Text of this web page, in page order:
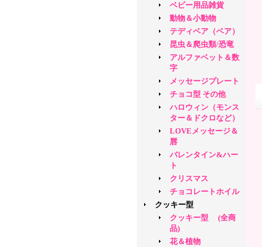
ベビー用品雑貨
動物＆小動物
テディベア（ベア）
昆虫＆爬虫類/恐竜
アルファベット＆数
字
メッセージプレート
チョコ型 その他
ハロウィン（モンス
ター＆ドクロなど）
LOVEメッセージ＆
唇
バレンタイン&ハー
ト
クリスマス
チョコレートホイル
クッキー型
クッキー型 (全商
品)
花＆植物